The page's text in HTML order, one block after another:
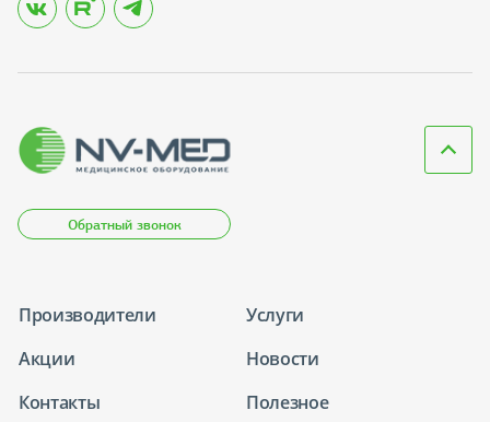
Обратный звонок
Производители
Услуги
Акции
Новости
Контакты
Полезное